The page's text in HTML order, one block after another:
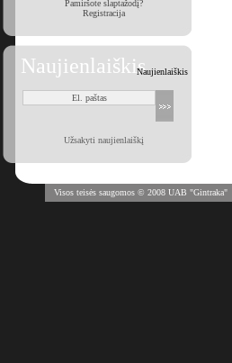
Pamiršote slaptažodį?
Registracija
NaujienlaiškisNaujienlaiškis
Užsakyti naujienlaiškį
Visos teisės saugomos © 2008 UAB "Gintraka"